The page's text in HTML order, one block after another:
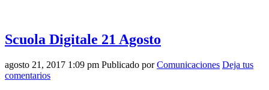
Scuola Digitale 21 Agosto
agosto 21, 2017 1:09 pm Publicado porComunicaciones Deja tus
comentarios